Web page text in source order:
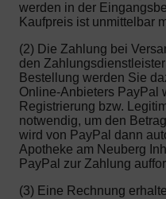
werden in der
Kaufpreis ist unmittelbar
(2) Die Zahlung bei
den
Bestellung werden Sie
Online-Anbieters PayPal
Registrierung bzw.
notwendig, um den
wird von PayPal dann
Apotheke am Neuberg
PayPal zur Zahlung
(3) Eine Rechnung